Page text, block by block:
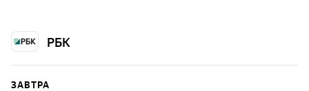
РБК
ЗАВТРА